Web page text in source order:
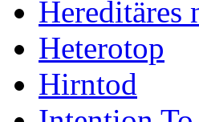
Hereditäres
Heterotop
Hirntod